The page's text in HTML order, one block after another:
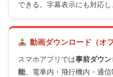
できる。字幕表示にも対応
動画ダウンロード（オ
スマホアプリでは事前ダウ
能。電車内・飛行機内・通